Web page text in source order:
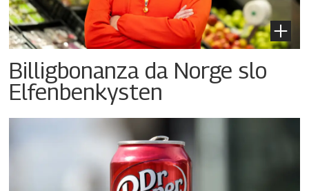
Billigbonanza da Norge slo
Elfenbenkysten